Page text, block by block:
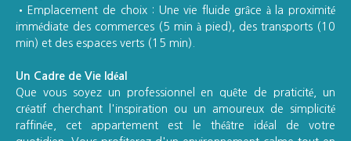
Emplacement de choix : Une vie fluide grâce à la proximité
immédiate des commerces (5 min à pied), des transports (10
min) et des espaces verts (15 min).
Un Cadre de Vie Idéal
Que vous soyez un professionnel en quête de praticité, un
créatif cherchant l'inspiration ou un amoureux de simplicité
raffinée, cet appartement est le théâtre idéal de votre